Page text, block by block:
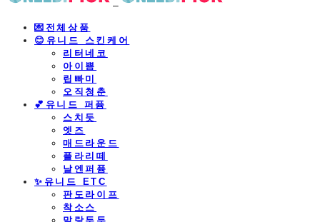
💌전체상품
😊유니드 스킨케어
리터네코
아이쁨
립빠미
오직청춘
💕유니드 퍼퓸
스치듯
엣즈
매드라운드
플라리떼
날엔퍼퓸
​✨유니드 ETC
판도라이프
착소스